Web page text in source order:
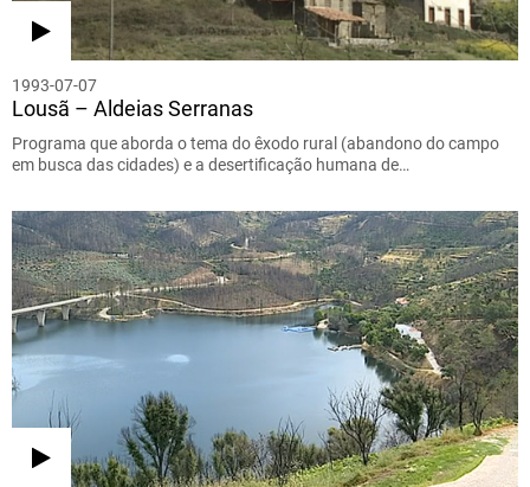
1993-07-07
Lousã – Aldeias Serranas
Programa que aborda o tema do êxodo rural (abandono do campo
em busca das cidades) e a desertificação humana de…